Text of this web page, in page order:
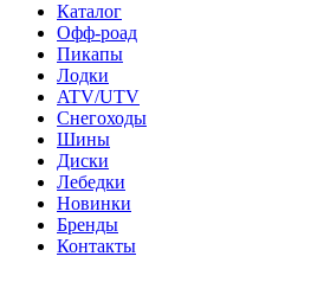
Каталог
Офф-роад
Пикапы
Лодки
ATV/UTV
Снегоходы
Шины
Диски
Лебедки
Новинки
Бренды
Контакты